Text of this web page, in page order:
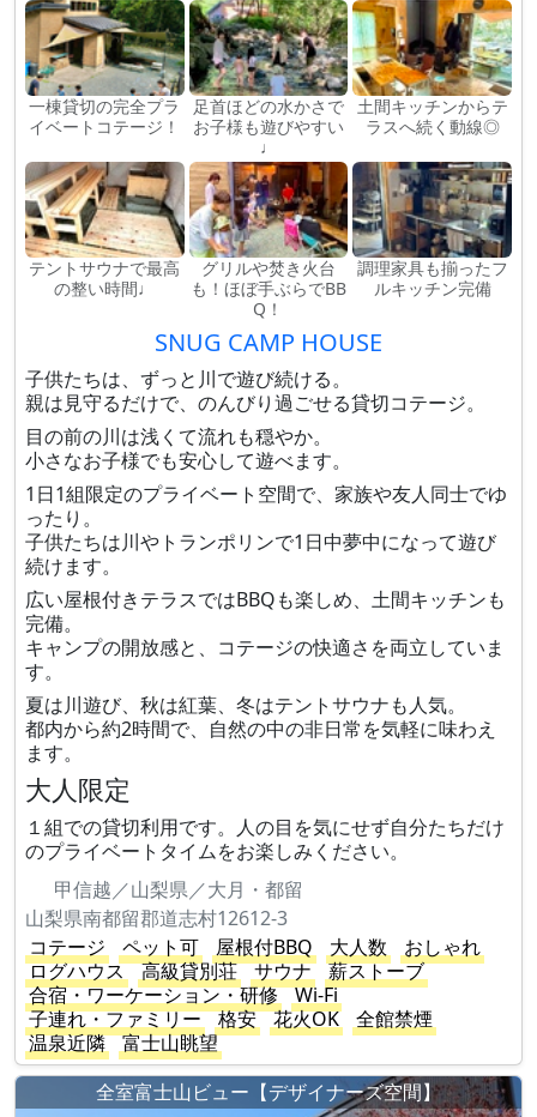
一棟貸切の完全プラ
イベートコテージ！
足首ほどの水かさで
お子様も遊びやすい
♩
土間キッチンからテ
ラスへ続く動線◎
テントサウナで最高
の整い時間♩
グリルや焚き火台
も！ほぼ手ぶらでBB
Q！
調理家具も揃ったフ
ルキッチン完備
SNUG CAMP HOUSE
子供たちは、ずっと川で遊び続ける。
親は見守るだけで、のんびり過ごせる貸切コテージ。
目の前の川は浅くて流れも穏やか。
小さなお子様でも安心して遊べます。
1日1組限定のプライベート空間で、家族や友人同士でゆ
ったり。
子供たちは川やトランポリンで1日中夢中になって遊び
続けます。
広い屋根付きテラスではBBQも楽しめ、土間キッチンも
完備。
キャンプの開放感と、コテージの快適さを両立していま
す。
夏は川遊び、秋は紅葉、冬はテントサウナも人気。
都内から約2時間で、自然の中の非日常を気軽に味わえ
ます。
大人限定
１組での貸切利用です。人の目を気にせず自分たちだけ
のプライベートタイムをお楽しみください。
甲信越／山梨県／大月・都留
山梨県南都留郡道志村12612-3
コテージ
ペット可 屋根付BBQ 大人数
おしゃれ
ログハウス
高級貸別荘 サウナ
薪ストーブ
合宿・ワーケーション・研修
Wi-Fi
子連れ・ファミリー
格安 花火OK
全館禁煙
温泉近隣
富士山眺望
全室富士山ビュー【デザイナーズ空間】